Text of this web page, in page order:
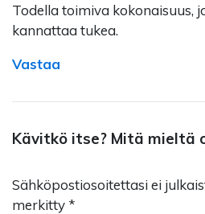
Todella toimiva kokonaisuus,
kannattaa tukea.
Vastaa
Kävitkö itse? Mitä mieltä
Sähköpostiosoitettasi ei
merkitty *